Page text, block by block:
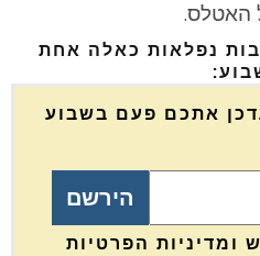
האטלס.
נפלאות כאלה אחת
אתכם פעם בשבוע
הפרטיות